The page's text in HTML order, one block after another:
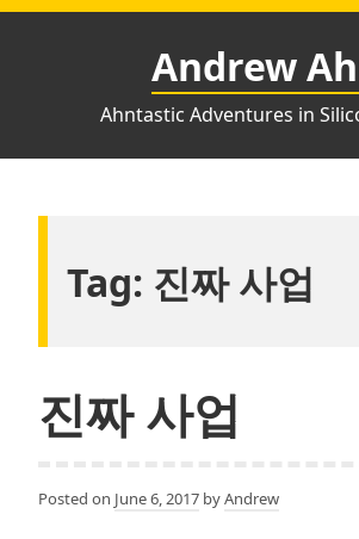
Skip
Andrew
Ahntastic Adventures in
Tag: 진짜 사업
진짜 사업
Posted on June 6, 2017 byAndrew